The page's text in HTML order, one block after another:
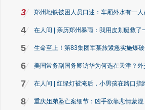
3 郑州地铁被困人员口述：车厢外水有一
4 在人间 | 亲历郑州暴雨：我用皮划艇救了
5 生命至上！第83集团军某旅紧急实施爆
6 美国常务副国务卿访华为何选在天津？外
7 在人间 | 红绿灯被淹后，小男孩在路口指
8 重庆姐弟坠亡案细节：凶手欲靠悲情蒙